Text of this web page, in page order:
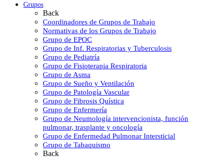
Grupos
Back
Coordinadores de Grupos de Trabajo
Normativas de los Grupos de Trabajo
Grupo de EPOC
Grupo de Inf. Respiratorias y Tuberculosis
Grupo de Pediatría
Grupo de Fisioterapia Respiratoria
Grupo de Asma
Grupo de Sueño y Ventilación
Grupo de Patología Vascular
Grupo de Fibrosis Quística
Grupo de Enfermería
Grupo de Neumología intervencionista, función
pulmonar, trasplante y oncología
Grupo de Enfermedad Pulmonar Intersticial
Grupo de Tabaquismo
Back